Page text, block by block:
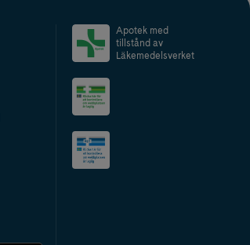
Apotek med
tillstånd av
Läkemedelsverket